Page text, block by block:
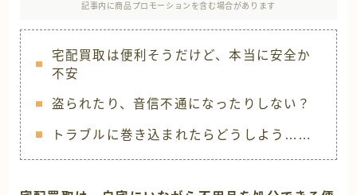
記事内に商品プロモーションを含む場合があります
宅配買取は便利そうだけど、本当に安全か
不安
盗られたり、音信不通になったりしない？
トラブルに巻き込まれたらどうしよう……